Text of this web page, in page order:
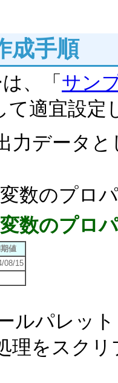
成手順
、「 サン
て適宜設定
力データ
数のプロ
数のプロ
値
08/15
ルパレッ
理をスク